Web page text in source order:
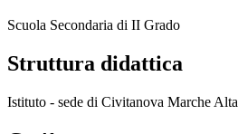
Scuola Secondaria di II Grado
Struttura didattica
Istituto - sede di Civitanova Marche Alta